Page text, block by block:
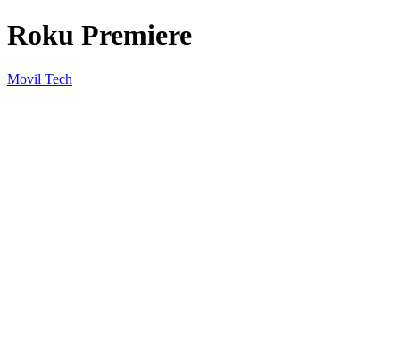
Roku Premiere
Movil Tech